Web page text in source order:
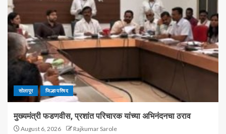
सोलापूर जिल्हा परिषद
मुख्यमंत्री फडणवीस, प्रशांत परिचारक यांच्या अभिनंदनचा ठराव
August 6, 2026 Rajkumar Sarole